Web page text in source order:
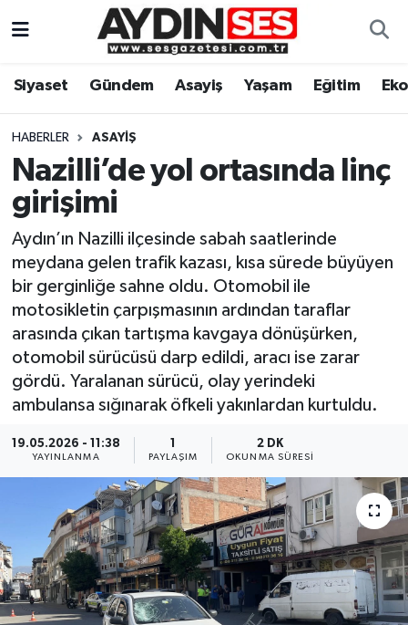
Siyaset Gündem Asayiş Yaşam Eğitim
HABERLER ASAYIŞ
Nazilli’de yol ortasında linç
girişimi
Aydın’ın Nazilli ilçesinde sabah saatlerinde
meydana gelen trafik kazası, kısa sürede büyüyen
bir gerginliğe sahne oldu. Otomobil ile
motosikletin çarpışmasının ardından taraflar
arasında çıkan tartışma kavgaya dönüşürken,
otomobil sürücüsü darp edildi, aracı ise zarar
gördü. Yaralanan sürücü, olay yerindeki
ambulansa sığınarak öfkeli yakınlardan kurtuldu.
19.05.2026 - 11:38
YAYINLANMA PAYLAŞIM
2 DK
OKUNMA SÜRESI
Gündem
Siyaset
Ekonomi
Yaşam
Eğitim
Kültür Sanat
Spor
Aydın Hava Durumu
Aydin Namaz Vakitleri
Aydın Trafik Yoğunluk Haritası
Süper Lig Puan Durumu ve Fikstür
Tüm Manşetler
Son Dakika Haberleri
Haber Arşivi